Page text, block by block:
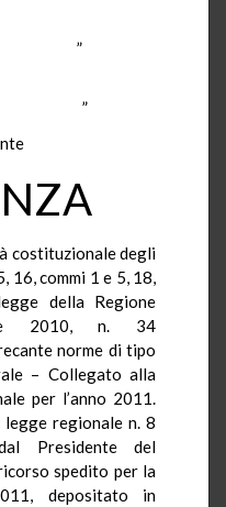
”
”
costituzionale degli
16, commi 1 e 5, 18,
della Regione
2010, n. 34
norme di tipo
– Collegato alla
per l’anno 2011.
regionale n. 8
Presidente del
spedito per la
depositato in